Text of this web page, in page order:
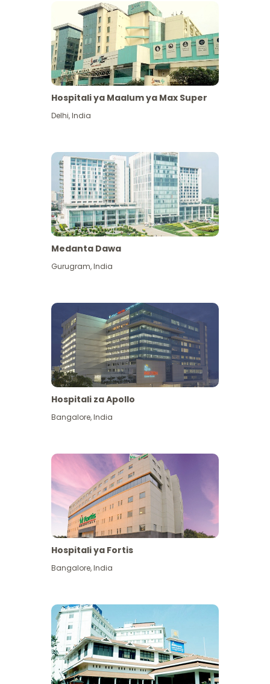
Hospitali ya Maalum ya Max Super
Delhi,India
Medanta Dawa
Gurugram,India
Hospitali za Apollo
Bangalore,India
Hospitali ya Fortis
Bangalore,India